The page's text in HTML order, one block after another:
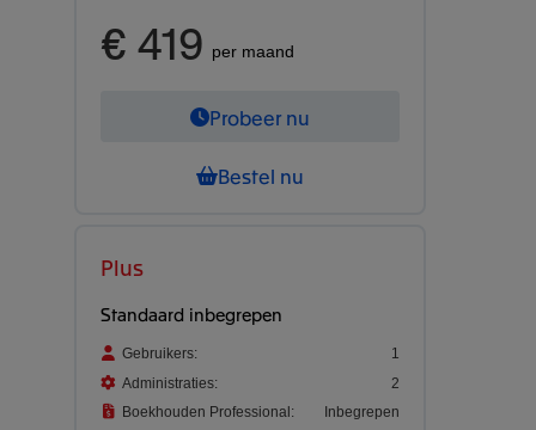
€ 419 per maand
Probeer nu
Bestel nu
Plus
Standaard inbegrepen
Gebruikers:
1
Administraties:
2
Boekhouden Professional:
Inbegrepen